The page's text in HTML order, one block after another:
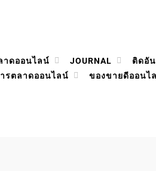
าดออนไลน์ JOURNAL
ติดอัน
ารตลาดออนไลน์ ของขายดีออนไ